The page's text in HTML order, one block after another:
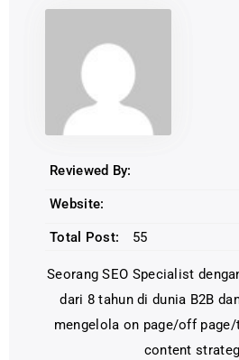
Reviewed By:
Website:
Total Post: 55
Seorang SEO Specialist
dari 8 tahun di dunia B2B
mengelola on page/off
content